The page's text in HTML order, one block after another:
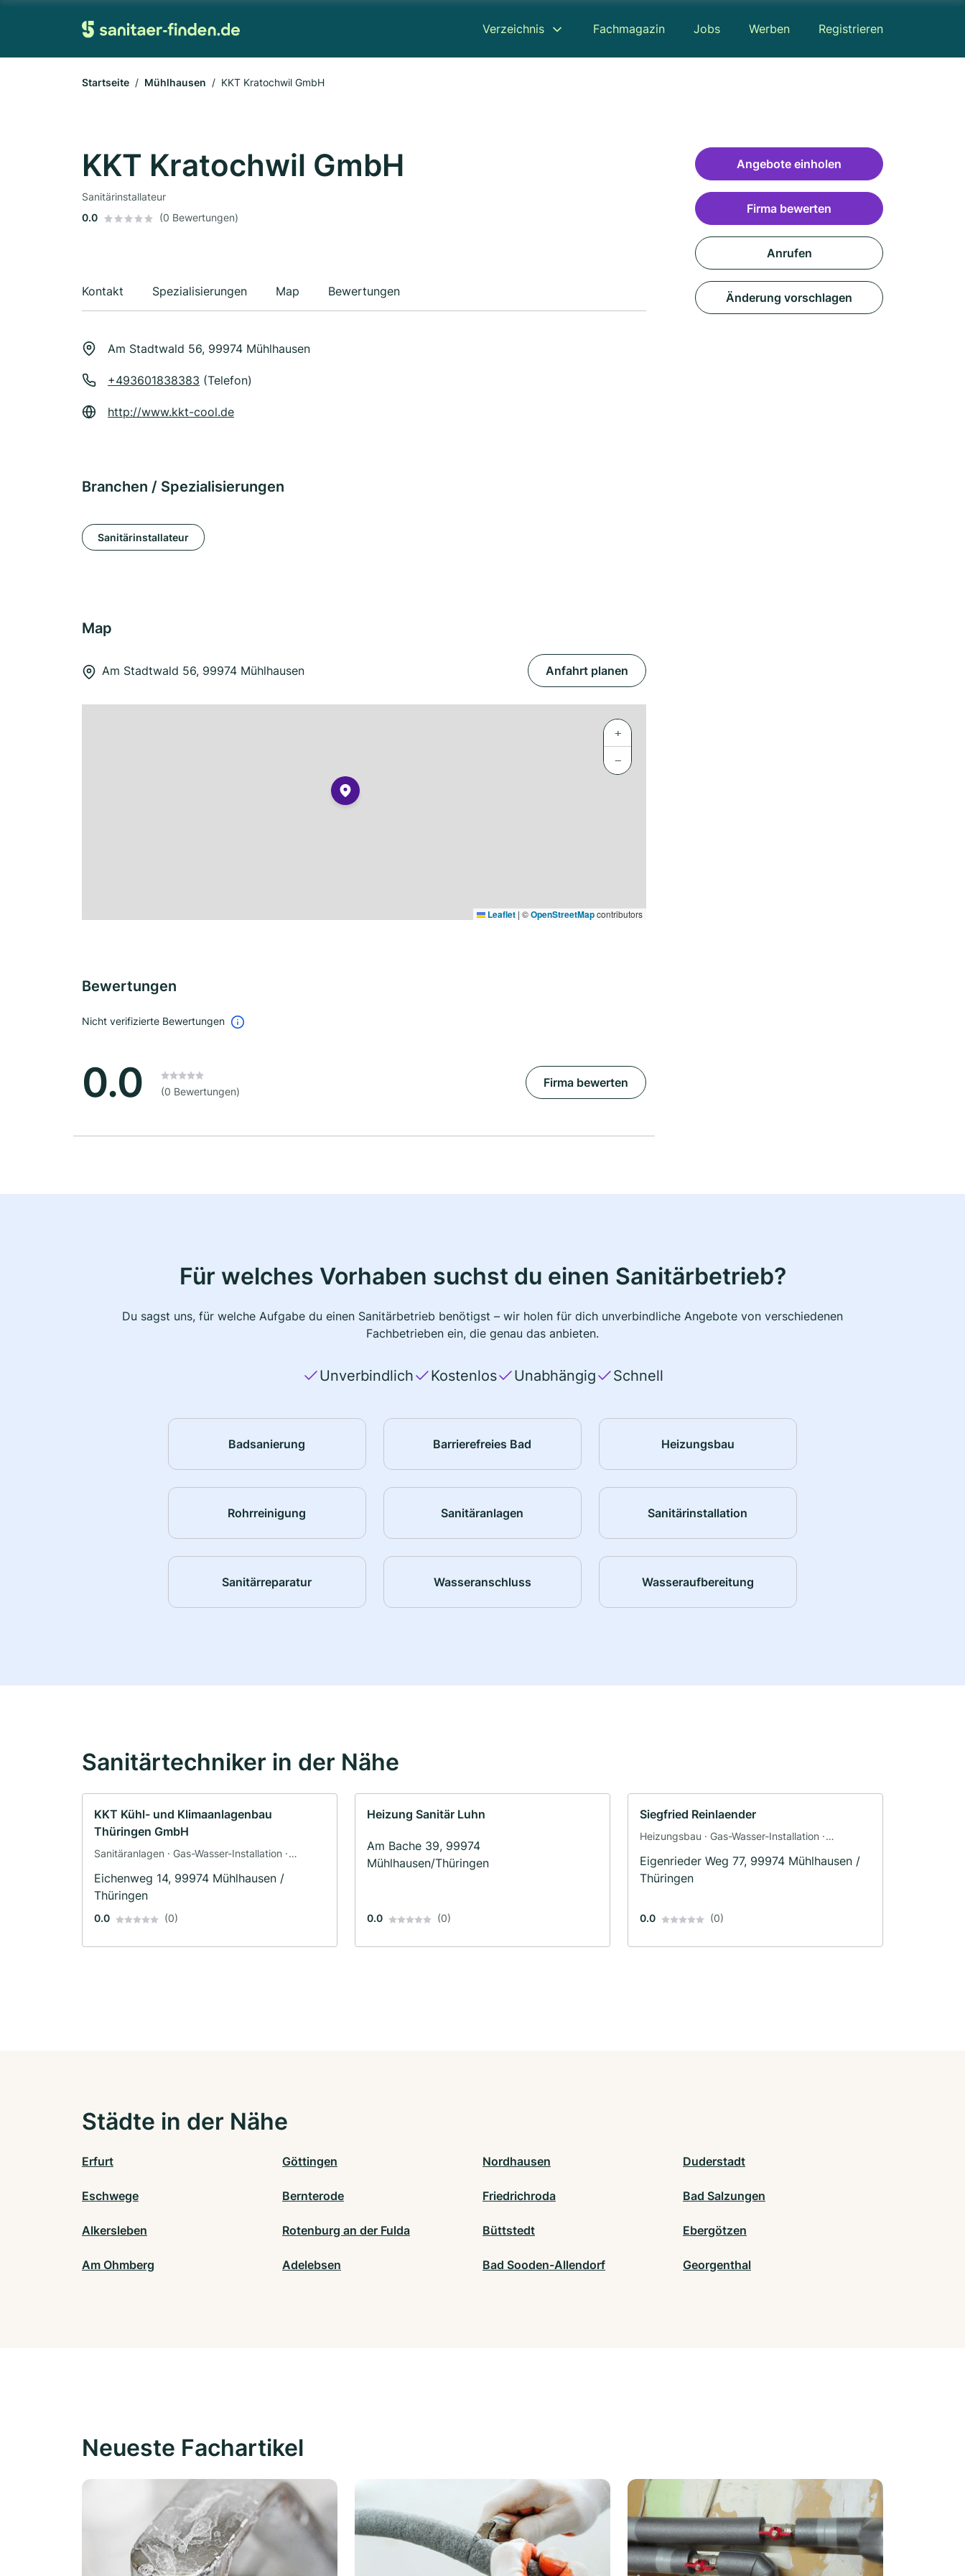
Verzeichnis Fachmagazin Jobs Werben Registrieren
Startseite Mühlhausen KKT Kratochwil GmbH
KKT Kratochwil GmbH
Sanitärinstallateur
0.0
(0 Bewertungen)
Kontakt Spezialisierungen Map Bewertungen
Am Stadtwald 56, 99974 Mühlhausen
+493601838383 (Telefon)
http://www.kkt-cool.de
Branchen / Spezialisierungen
Sanitärinstallateur
Map
Am Stadtwald 56, 99974 Mühlhausen Anfahrt planen
+
−
Leaflet | ©OpenStreetMapcontributors
Bewertungen
Nicht verifizierte Bewertungen
0.0 (0 Bewertungen)
Firma bewerten
Angebote einholen
Firma bewerten
Anrufen
Änderung vorschlagen
Für welches Vorhaben suchst du einen Sanitärbetrieb?
Du sagst uns, für welche Aufgabe du einen Sanitärbetrieb benötigst – wir holen für dich unverbindliche Angebote von verschiedenen
Fachbetrieben ein, die genau das anbieten.
Unverbindlich Kostenlos Unabhängig Schnell
Badsanierung Barrierefreies Bad Heizungsbau
Rohrreinigung Sanitäranlagen Sanitärinstallation
Sanitärreparatur Wasseranschluss Wasseraufbereitung
Sanitärtechniker in der Nähe
KKT Kühl- und Klimaanlagenbau
Thüringen GmbH
Sanitäranlagen · Gas-Wasser-Installation ·
Eichenweg 14, 99974 Mühlhausen /
Thüringen
0.0 (0)
Heizung Sanitär Luhn
Am Bache 39, 99974
Mühlhausen/Thüringen
0.0 (0)
Siegfried Reinlaender
Heizungsbau · Gas-Wasser-Installation ·
Eigenrieder Weg 77, 99974 Mühlhausen /
Thüringen
0.0 (0)
Städte in der Nähe
Erfurt Göttingen Nordhausen Duderstadt
Eschwege Bernterode Friedrichroda Bad Salzungen
Alkersleben Rotenburg an der Fulda Büttstedt Ebergötzen
Am Ohmberg Adelebsen Bad Sooden-Allendorf Georgenthal
Neueste Fachartikel